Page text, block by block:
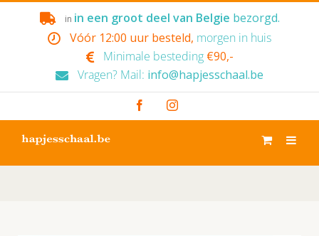
in in een groot deel van Belgie bezorgd.
Vóór 12:00 uur besteld, morgen in huis
Minimale besteding €90,-
Vragen? Mail: info@hapjesschaal.be
FacebookInstagram